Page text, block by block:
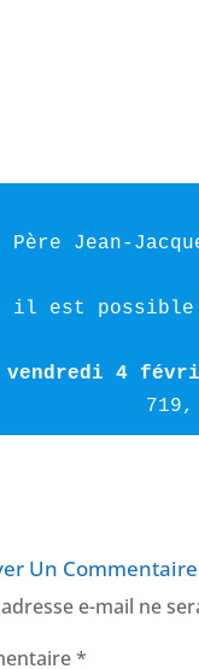
Père Jean-
vendredi 4
Un Commentaire
e-mail ne
*